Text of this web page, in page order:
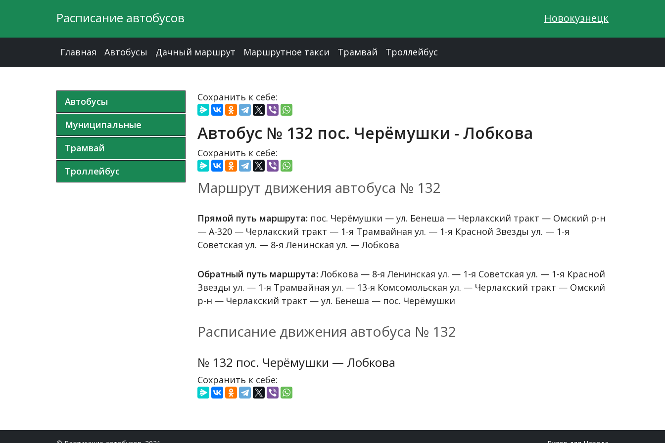
Расписание автобусов Новокузнецк
Главная Автобусы Дачный маршрут Маршрутное такси Трамвай Троллейбус
Сохранить к себе:
Автобус № 132 пос. Черёмушки - Лобкова
Сохранить к себе:
Маршрут движения автобуса № 132
Прямой путь маршрута: пос. Черёмушки — ул. Бенеша — Черлакский тракт — Омский р-н
— А-320 — Черлакский тракт — 1-я Трамвайная ул. — 1-я Красной Звезды ул. — 1-я
Советская ул. — 8-я Ленинская ул. — Лобкова
Обратный путь маршрута: Лобкова — 8-я Ленинская ул. — 1-я Советская ул. — 1-я Красной
Звезды ул. — 1-я Трамвайная ул. — 13-я Комсомольская ул. — Черлакский тракт — Омский
р-н — Черлакский тракт — ул. Бенеша — пос. Черёмушки
Расписание движения автобуса № 132
№ 132 пос. Черёмушки — Лобкова
Сохранить к себе:
Автобусы
Муниципальные
Трамвай
Троллейбус